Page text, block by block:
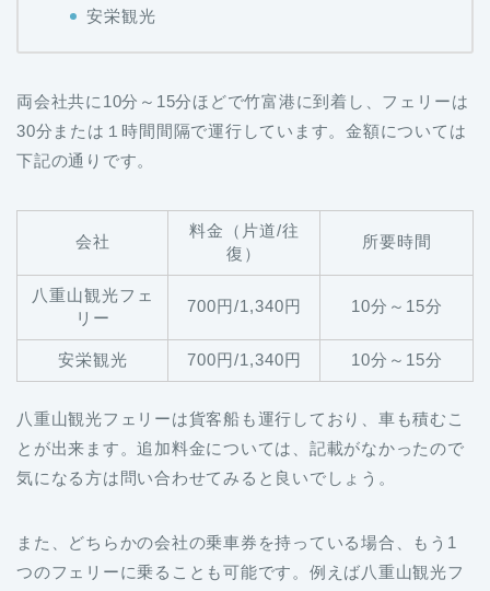
安栄観光
両会社共に10分～15分ほどで竹富港に到着し、フェリーは
30分または１時間間隔で運行しています。金額については
下記の通りです。
会社
料金（片道/往
復）
所要時間
八重山観光フェ
リー
700円/1,340円 10分～15分
安栄観光 700円/1,340円 10分～15分
八重山観光フェリーは貨客船も運行しており、車も積むこ
とが出来ます。追加料金については、記載がなかったので
気になる方は問い合わせてみると良いでしょう。
また、どちらかの会社の乗車券を持っている場合、もう1
つのフェリーに乗ることも可能です。例えば八重山観光フ